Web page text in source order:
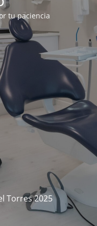
tu paciencia
Torres 2025